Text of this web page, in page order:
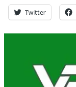
Twitter